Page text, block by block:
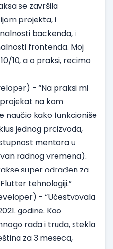
se završila
projekta, i
backenda, i
frontenda. Moj
10, a o praksi, recimo
- “Na praksi mi
na kom
naučio kako funkcioniše
jednog proizvoda,
mentora u
radnog vremena).
super odrađen za
tehnologiji.”
- “Učestvovala
godine. Kao
rada i truda, stekla
za 3 meseca,